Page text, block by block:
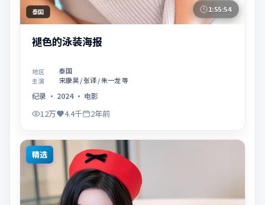
泰国 1:55:54
褪色的泳装海报
地区 泰国
主演 宋康昊 / 张译 / 朱一龙 等
纪录 · 2024· 电影
12万 4.4千 2年前
精选